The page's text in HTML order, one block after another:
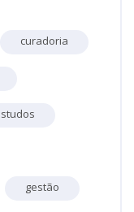
curadoria
gestão